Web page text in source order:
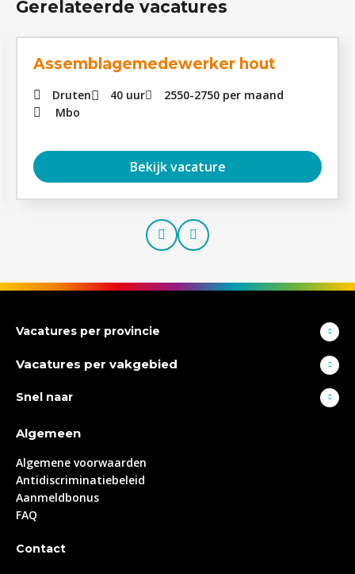
Gerelateerde vacatures
Assemblagemedewerker hout
Druten 40 uur 2550-2750 per maand
Mbo
Bekijk vacature
PrevNext
Vacatures per provincie
Vacatures per vakgebied
Snel naar
Algemeen
Algemene voorwaarden
Antidiscriminatiebeleid
Aanmeldbonus
FAQ
Contact